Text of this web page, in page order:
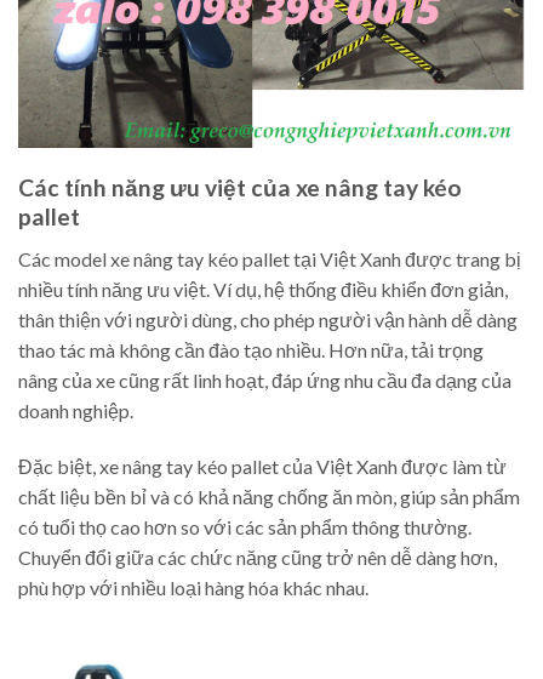
Các tính năng ưu việt của xe nâng tay kéo
pallet
Các model xe nâng tay kéo pallet tại Việt Xanh được trang bị
nhiều tính năng ưu việt. Ví dụ, hệ thống điều khiển đơn giản,
thân thiện với người dùng, cho phép người vận hành dễ dàng
thao tác mà không cần đào tạo nhiều. Hơn nữa, tải trọng
nâng của xe cũng rất linh hoạt, đáp ứng nhu cầu đa dạng của
doanh nghiệp.
Đặc biệt, xe nâng tay kéo pallet của Việt Xanh được làm từ
chất liệu bền bỉ và có khả năng chống ăn mòn, giúp sản phẩm
có tuổi thọ cao hơn so với các sản phẩm thông thường.
Chuyển đổi giữa các chức năng cũng trở nên dễ dàng hơn,
phù hợp với nhiều loại hàng hóa khác nhau.